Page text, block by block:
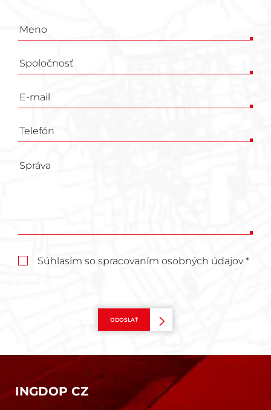
Poptávkový
Súhlasím so spracovaním osobných údajov *
ODOSLAŤ
INGDOP CZ